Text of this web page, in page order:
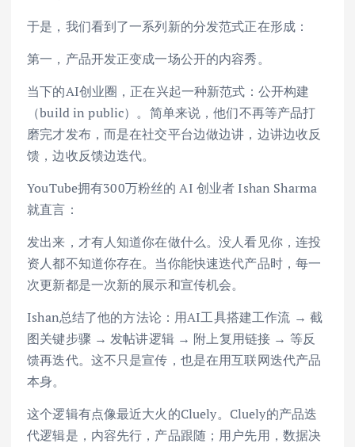
于是，我们看到了一系列新的分发范式正在形成：
第一，产品开发正变成一场公开的内容秀。
当下的AI创业圈，正在兴起一种新范式：公开构建
（build in public）。简单来说，他们不再等产品打
磨完才发布，而是在社交平台边做边讲，边讲边收反
馈，边收反馈边迭代。
YouTube拥有300万粉丝的 AI 创业者 Ishan Sharma
就直言：
发出来，才有人知道你在做什么。没人看见你，连投
资人都不知道你存在。当你能快速迭代产品时，每一
次更新都是一次新的展示和宣传机会。
Ishan总结了他的方法论：用AI工具搭建工作流 → 截
图关键步骤 → 发帖讲逻辑 → 附上复用链接 → 等反
馈再迭代。这不只是宣传，也是在用互联网迭代产品
本身。
这个逻辑有点像最近大火的Cluely。Cluely的产品迭
代逻辑是，内容先行，产品跟随；用户先用，数据决